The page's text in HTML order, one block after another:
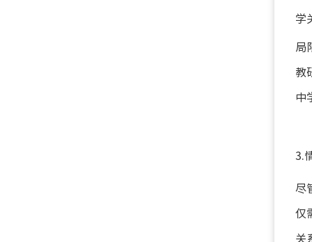
学
局
教
中
3.
尽
仅
关